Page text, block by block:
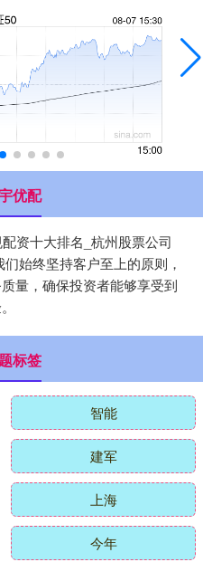
优配
资十大排名_杭州股票公司
始终坚持客户至上的原则，
量，确保投资者能够享受到
标签
智能
建军
上海
今年